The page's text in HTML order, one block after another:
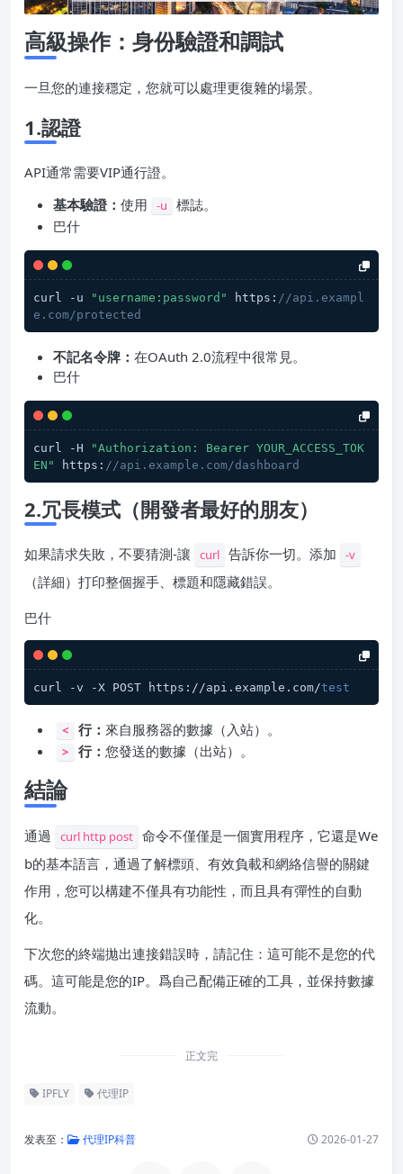
高級操作：身份驗證和調試
一旦您的連接穩定，您就可以處理更復雜的場景。
1.認證
API通常需要VIP通行證。
基本驗證： 使用 -u
標誌。
巴什
curl -u "username:password" https: //api.exampl
e.com/protected
不記名令牌： 在OAuth 2.0流程中很常見。
巴什
curl -H
"Authorization: Bearer YOUR_ACCESS_TOK
EN"
https: //api.example.com/dashboard
2.冗長模式（開發者最好的朋友）
如果請求失敗，不要猜測-讓 curl 告訴你一切。添加 -v
（詳細）打印整個握手、標題和隱藏錯誤。
巴什
curl -v -X POST https://api.example.com/test
< 行： 來自服務器的數據（入站）。
> 行： 您發送的數據（出站）。
結論
通過 curl http post 命令不僅僅是一個實用程序，它還是We
b的基本語言，通過了解標頭、有效負載和網絡信譽的關鍵
作用，您可以構建不僅具有功能性，而且具有彈性的自動
化。
下次您的終端拋出連接錯誤時，請記住：這可能不是您的代
碼。這可能是您的IP。爲自己配備正確的工具，並保持數據
流動。
正文完
IPFLY 代理IP
发表至： 代理IP科普 2026-01-27